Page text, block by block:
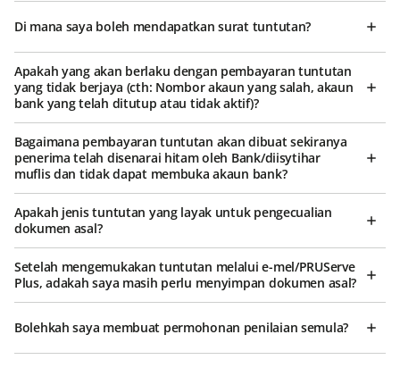
Di mana saya boleh mendapatkan surat tuntutan?
Apakah yang akan berlaku dengan pembayaran tuntutan
yang tidak berjaya (cth: Nombor akaun yang salah, akaun
bank yang telah ditutup atau tidak aktif)?
Bagaimana pembayaran tuntutan akan dibuat sekiranya
penerima telah disenarai hitam oleh Bank/diisytihar
muflis dan tidak dapat membuka akaun bank?
Apakah jenis tuntutan yang layak untuk pengecualian
dokumen asal?
Setelah mengemukakan tuntutan melalui e-mel/PRUServe
Plus, adakah saya masih perlu menyimpan dokumen asal?
Bolehkah saya membuat permohonan penilaian semula?